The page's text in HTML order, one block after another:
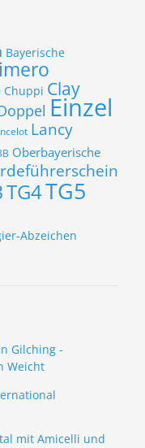
Bayerische
Chuppi Clay
Einzel
Lancy
Oberbayerische
TG4TG5
Abzeichen
Gilching -
Weicht
mit Amicelli und